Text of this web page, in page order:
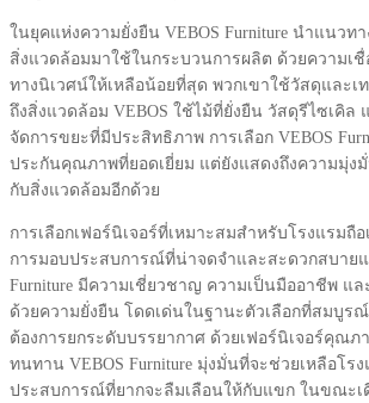
ในยุคแห่งความยั่งยืน VEBOS Furniture นำแนวท
สิ่งแวดล้อมมาใช้ในกระบวนการผลิต ด้วยความเ
ทางนิเวศน์ให้เหลือน้อยที่สุด พวกเขาใช้วัสดุและ
ถึงสิ่งแวดล้อม VEBOS ใช้ไม้ที่ยั่งยืน วัสดุรีไซเคิล
จัดการขยะที่มีประสิทธิภาพ การเลือก VEBOS
ประกันคุณภาพที่ยอดเยี่ยม แต่ยังแสดงถึงความมุ่ง
กับสิ่งแวดล้อมอีกด้วย
การเลือกเฟอร์นิเจอร์ที่เหมาะสมสำหรับโรงแรม
การมอบประสบการณ์ที่น่าจดจำและสะดวกสบายแ
Furniture มีความเชี่ยวชาญ ความเป็นมืออาชีพ แ
ด้วยความยั่งยืน โดดเด่นในฐานะตัวเลือกที่สมบูร
ต้องการยกระดับบรรยากาศ ด้วยเฟอร์นิเจอร์คุณภ
ทนทาน VEBOS Furniture มุ่งมั่นที่จะช่วยเหลือโร
ประสบการณ์ที่ยากจะลืมเลือนให้กับแขก ในขณะเ